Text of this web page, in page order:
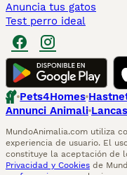
Anuncia tus gatos
Test perro ideal
Pets4Homes
Annunci Animali
MundoAnimalia.com utiliza
experiencia de usuario. El
constituye la aceptación de
Privacidad y Cookies de